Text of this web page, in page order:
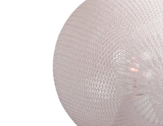
Juvenil
Accesorios
Marcas